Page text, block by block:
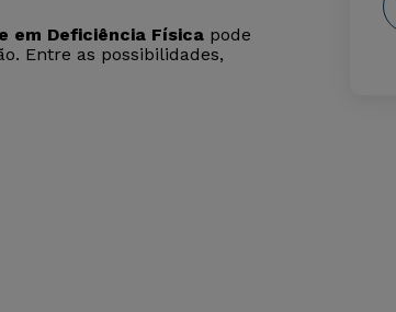
em Deficiência Física pode
Entre as possibilidades,